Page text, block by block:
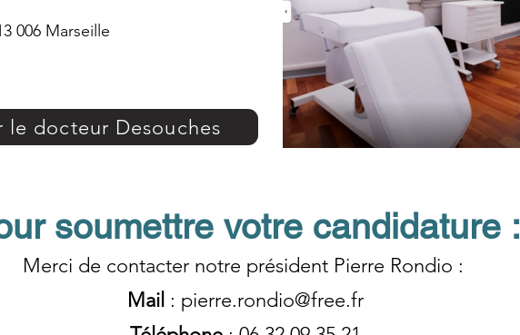
006 Marseille
le docteur Desouches
soumettre votre candidature :
Merci de contacter notre président Pierre Rondio :
Mail : pierre.rondio@free.fr